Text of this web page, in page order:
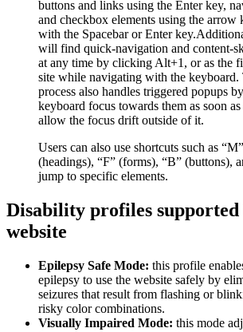
buttons and links using the Enter key,
and checkbox elements using the arrow
with the Spacebar or Enter
will find quick-navigation and content-
at any time by clicking Alt+1, or as the
site while navigating with the keyboard.
process also handles triggered popups
keyboard focus towards them as soon
allow the focus drift outside of it.
Users can also use shortcuts such as
(headings), “F” (forms), “B” (buttons),
jump to specific elements.
Disability profiles
website
Epilepsy Safe Mode: this profile
epilepsy to use the website safely by
seizures that result from flashing or
risky color combinations.
Visually Impaired Mode: this mode